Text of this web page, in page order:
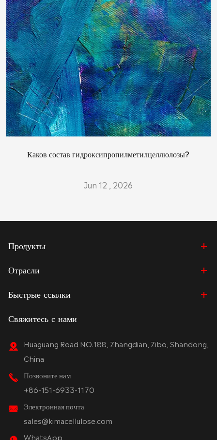
Каков состав гидроксипропилметилцеллюлозы?
Jun 12 , 2026
Продукты
Отрасли
Быстрые ссылки
Свяжитесь с нами
Huaguang Road NO.188, Zhangdian, Zibo, Shandong,
China
Позвоните нам
+86-151-6933-1170
Электронная почта
sales@kimacellulose.com
WhatsApp